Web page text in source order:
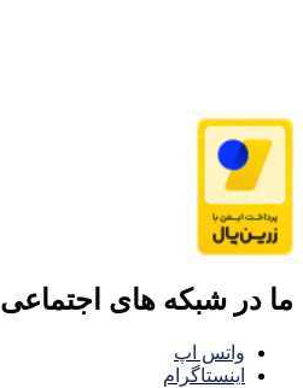
ما در شبکه های اجتماعی
واتس اپ
اینستاگرام